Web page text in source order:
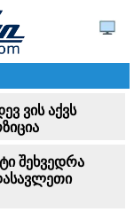
ვის აქვს
შეხვედრა